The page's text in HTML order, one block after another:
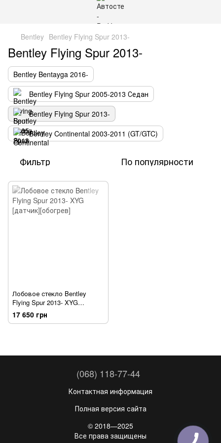
Bentley Bentley Flying Spur 2013-
Bentley Flying Spur 2013-
Bentley Bentayga 2016-
Bentley Flying Spur 2005-2013 Седан
Bentley Flying Spur 2013-
Bentley Continental 2003-2011 (GT/GTC)
Фильтр По популярности
Лобовое стекло Bentley
Flying Spur 2013- XYG
[датчик][обогрев]
17 650 грн
(068) 118-77-44
Контактная информация
Полная версия сайта
© 2018—2025
Все права защищены